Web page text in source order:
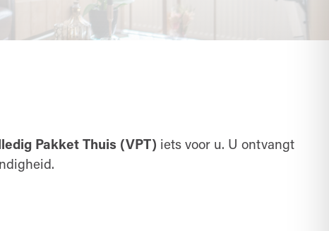
Pakket Thuis (VPT) iets voor u. U ontvangt